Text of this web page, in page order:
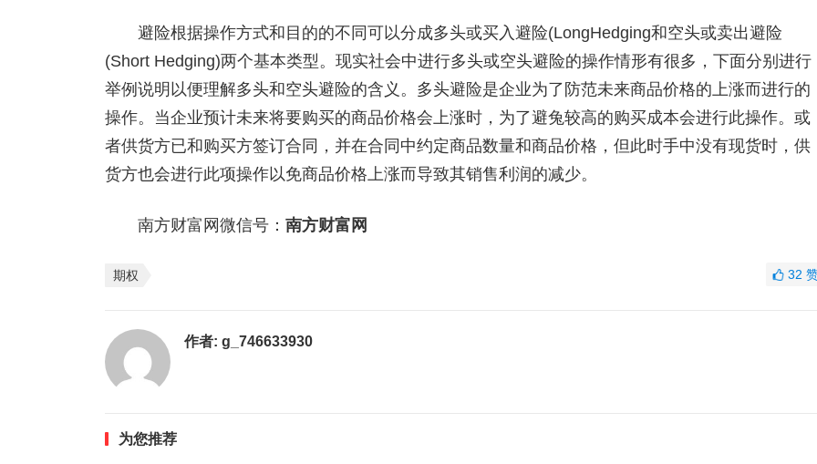
避险根据操作方式和目的的不同可以分成多头或买入避险(LongHedging和空头或卖出避险
(Short Hedging)两个基本类型。现实社会中进行多头或空头避险的操作情形有很多，下面分别进行
举例说明以便理解多头和空头避险的含义。多头避险是企业为了防范未来商品价格的上涨而进行的
操作。当企业预计未来将要购买的商品价格会上涨时，为了避兔较高的购买成本会进行此操作。或
者供货方已和购买方签订合同，并在合同中约定商品数量和商品价格，但此时手中没有现货时，供
货方也会进行此项操作以免商品价格上涨而导致其销售利润的减少。
南方财富网微信号： 南方财富网
期权 32
作者: g_746633930
为您推荐